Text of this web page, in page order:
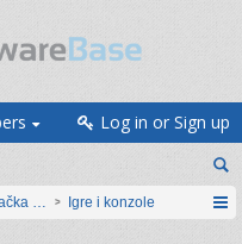
Log in or Sign up
elektronikaIgre i konzole